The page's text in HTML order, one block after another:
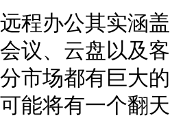
远程办公其实涵
会议、云盘以及
分市场都有巨大
可能将有一个翻